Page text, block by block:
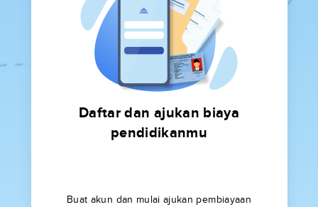
Daftar dan ajukan biaya
pendidikanmu
Buat akun dan mulai ajukan pembiayaan